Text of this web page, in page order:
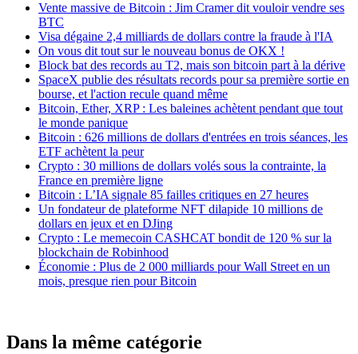
Vente massive de Bitcoin : Jim Cramer dit vouloir vendre ses
BTC
Visa dégaine 2,4 milliards de dollars contre la fraude à l'IA
On vous dit tout sur le nouveau bonus de OKX !
Block bat des records au T2, mais son bitcoin part à la dérive
SpaceX publie des résultats records pour sa première sortie en
bourse, et l'action recule quand même
Bitcoin, Ether, XRP : Les baleines achètent pendant que tout
le monde panique
Bitcoin : 626 millions de dollars d'entrées en trois séances, les
ETF achètent la peur
Crypto : 30 millions de dollars volés sous la contrainte, la
France en première ligne
Bitcoin : L’IA signale 85 failles critiques en 27 heures
Un fondateur de plateforme NFT dilapide 10 millions de
dollars en jeux et en DJing
Crypto : Le memecoin CASHCAT bondit de 120 % sur la
blockchain de Robinhood
Économie : Plus de 2 000 milliards pour Wall Street en un
mois, presque rien pour Bitcoin
Dans la même catégorie